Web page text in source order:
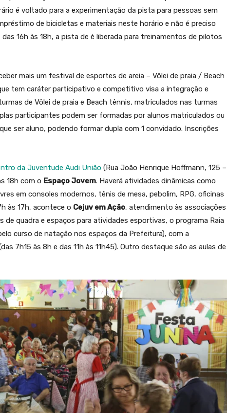
é voltado para a experimentação da pista para pessoas sem
de bicicletas e materiais neste horário e não é preciso
das 16h às 18h, a pista de é liberada para treinamentos de pilotos
mais um festival de esportes de areia – Vôlei de praia / Beach
tem caráter participativo e competitivo visa a integração e
de Vôlei de praia e Beach tênnis, matriculados nas turmas
participantes podem ser formadas por alunos matriculados ou
ser aluno, podendo formar dupla com 1 convidado. Inscrições
da Juventude Audi União (Rua João Henrique Hoffmann, 125 –
18h com o Espaço Jovem. Haverá atividades dinâmicas como
em consoles modernos, tênis de mesa, pebolim, RPG, oficinas
às 17h, acontece o Cejuv em Ação, atendimento às associações
de quadra e espaços para atividades esportivas, o programa Raia
curso de natação nos espaços da Prefeitura), com a
7h15 às 8h e das 11h às 11h45). Outro destaque são as aulas de